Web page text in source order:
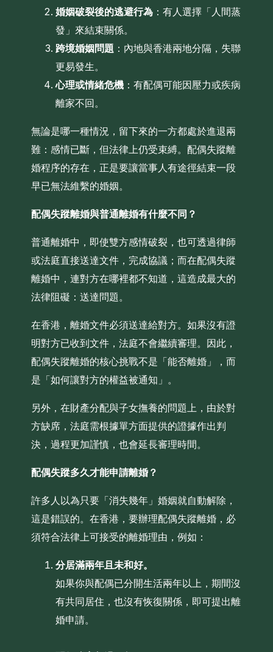
婚姻破裂後的逃避行為：有人選擇「人間蒸
發」來結束關係。
跨境婚姻問題 ：內地與香港兩地分隔，失聯
更易發生。
心理或情緒危機：有配偶可能因壓力或疾病
離家不回。
無論是哪一種情況，留下來的一方都處於進退兩
難：感情已斷，但法律上仍受束縛。配偶失蹤離
婚程序的存在，正是要讓當事人有途徑結束一段
早已無法維繫的婚姻。
配偶失蹤離婚與普通離婚有什麼不同？
普通離婚中，即使雙方感情破裂，也可透過律師
或法庭直接送達文件，完成協議；而在配偶失蹤
離婚中，連對方在哪裡都不知道，這造成最大的
法律阻礙：送達問題。
在香港，離婚文件必須送達給對方。如果沒有證
明對方已收到文件，法庭不會繼續審理。因此，
配偶失蹤離婚的核心挑戰不是「能否離婚」，而
是「如何讓對方的權益被通知」。
另外，在財產分配與子女撫養的問題上，由於對
方缺席，法庭需根據單方面提供的證據作出判
決，過程更加謹慎，也會延長審理時間。
配偶失蹤多久才能申請離婚？
許多人以為只要「消失幾年」婚姻就自動解除，
這是錯誤的。在香港，要辦理配偶失蹤離婚，必
須符合法律上可接受的離婚理由，例如：
分居滿兩年且未和好。
如果你與配偶已分開生活兩年以上，期間沒
有共同居住，也沒有恢復關係，即可提出離
婚申請。